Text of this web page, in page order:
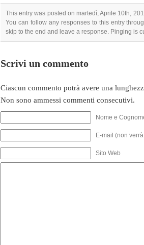
This entry was posted on martedì, Aprile 10th,
You can follow any responses to this entry
skip to the end and leave a response. Pinging is
Scrivi un commento
Ciascun commento potrà avere una
Non sono ammessi commenti consecutivi.
Nome e
E-mail (non
Sito Web